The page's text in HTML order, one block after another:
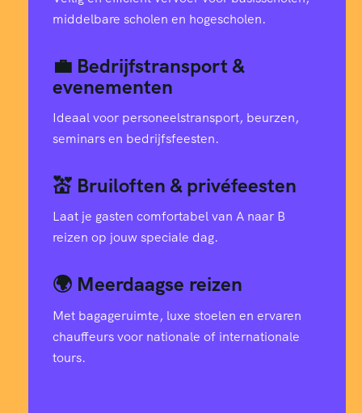
middelbare scholen en hogescholen.
💼 Bedrijfstransport &
evenementen
Ideaal voor personeelstransport, beurzen,
seminars en bedrijfsfeesten.
💒 Bruiloften & privéfeesten
Laat je gasten comfortabel van A naar B
reizen op jouw speciale dag.
🌍 Meerdaagse reizen
Met bagageruimte, luxe stoelen en ervaren
chauffeurs voor nationale of internationale
tours.